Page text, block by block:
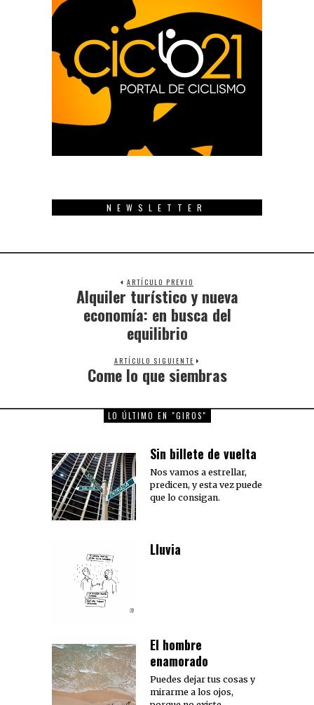
NEWSLETTER
ARTÍCULO PREVIO
Previous
post:
Alquiler turístico y nueva
economía: en busca del
equilibrio
ARTÍCULO SIGUIENTE
Next
Come lo que siembras
LO ÚLTIMO EN "GIROS"
Sin billete de vuelta
Nos vamos a estrellar,
predicen, y esta vez puede
que lo consigan.
Lluvia
El hombre
enamorado
Puedes dejar tus cosas y
mirarme a los ojos,